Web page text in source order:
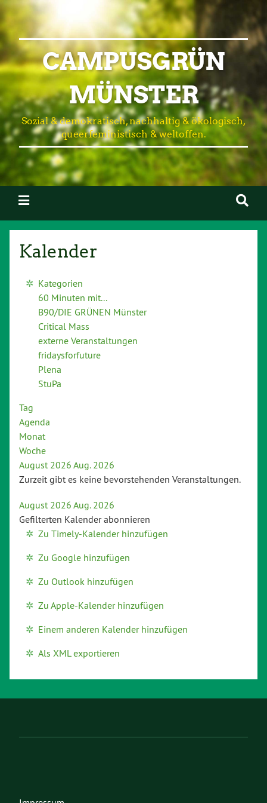
CAMPUSGRÜN
MÜNSTER
Sozial & demokratisch, nachhaltig & ökologisch,
queerfeministisch & weltoffen.
Kalender
Kategorien
60 Minuten mit...
B90/DIE GRÜNEN Münster
Critical Mass
externe Veranstaltungen
fridaysforfuture
Plena
StuPa
Tag
Agenda
Monat
Woche
August 2026 Aug. 2026
Zurzeit gibt es keine bevorstehenden Veranstaltungen.
August 2026 Aug. 2026
Gefilterten Kalender abonnieren
Zu Timely-Kalender hinzufügen
Zu Google hinzufügen
Zu Outlook hinzufügen
Zu Apple-Kalender hinzufügen
Einem anderen Kalender hinzufügen
Als XML exportieren